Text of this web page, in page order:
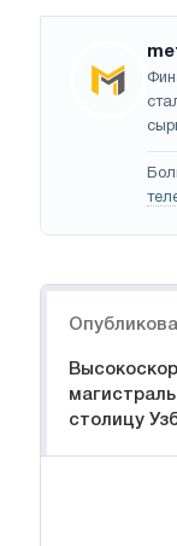
столицу